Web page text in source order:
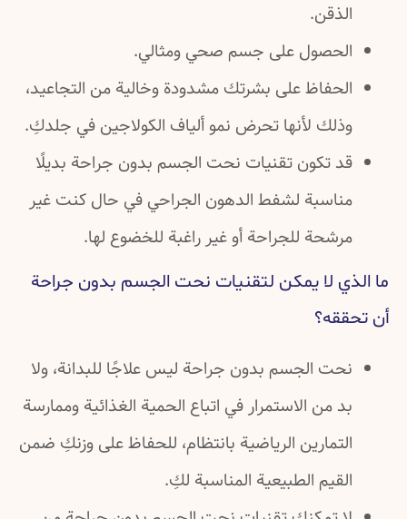
الذقن.
الحصول على جسم صحي ومثالي.
الحفاظ على بشرتك مشدودة وخالية من التجاعيد،
وذلك لأنها تحرض نمو ألياف الكولاجين في جلدكِ.
قد تكون تقنيات نحت الجسم بدون جراحة بديلًا
مناسبة لشفط الدهون الجراحي في حال كنت غير
مرشحة للجراحة أو غير راغبة للخضوع لها.
ما الذي لا يمكن لتقنيات نحت الجسم بدون جراحة
أن تحققه؟
نحت الجسم بدون جراحة ليس علاجًا للبدانة، ولا
بد من الاستمرار في اتباع الحمية الغذائية وممارسة
التمارين الرياضية بانتظام، للحفاظ على وزنكِ ضمن
القيم الطبيعية المناسبة لكِ.